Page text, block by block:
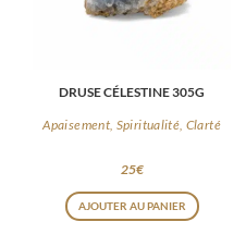
sur
la
produit
DRUSE CÉLESTINE 305G
Apaisement, Spiritualité, Clarté
25€
AJOUTER AU PANIER